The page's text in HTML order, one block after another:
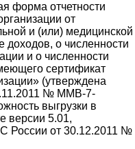
форма отчетности
от
и (или) медицинской
доходов, о численности
и о численности
сертификат
(утверждена
№ ММВ-7-
выгрузки в
версии 5.01,
России от 30.12.2011 №